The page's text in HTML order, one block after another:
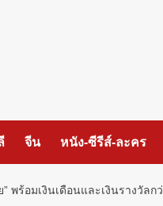
จีน หนัง-ซีรีส์-ละคร
ร้อมเงินเดือนและเงินรางวัล